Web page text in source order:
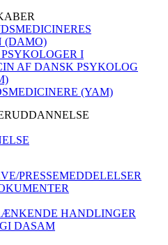
(DAMO)
I
AF DANSK PSYKOLOG
(YAM)
PRESSEMEDDELELSER
HANDLINGER
DASAM